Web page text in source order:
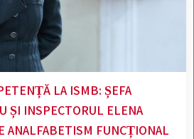
LA ISMB: ȘEFA
ȘI INSPECTORUL ELENA
ANALFABETISM FUNCȚIONAL